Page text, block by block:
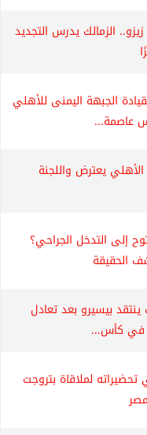
الزمالك يدرس التجديد
الجبهة اليمنى للأهلي
عاصمة...
الأهلي يعترض واللجنة
إلى التدخل الجراحي؟
الحقيقة
بيسيرو بعد تعادل
في كأس...
لملاقاة بتروجت